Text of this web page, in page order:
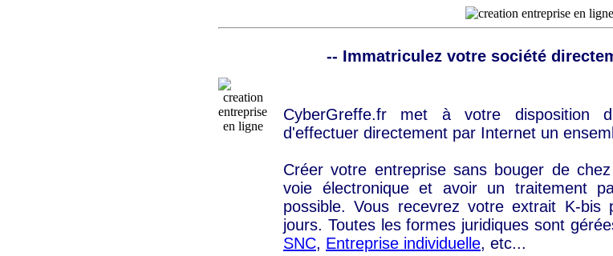
-- Immatriculez votre société
CyberGreffe.fr met à votre disposition
d'effectuer directement par Internet un
Créer votre entreprise sans bouger de
voie électronique et avoir un traitement
possible. Vous recevrez votre extrait K-bis
jours. Toutes les formes juridiques sont
SNC, Entreprise individuelle, etc...